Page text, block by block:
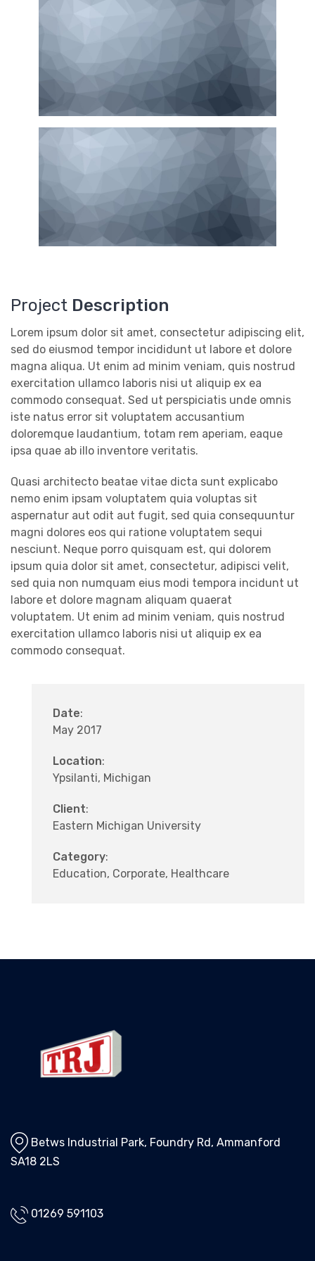
Project Description
Lorem ipsum dolor sit amet, consectetur adipiscing elit,
sed do eiusmod tempor incididunt ut labore et dolore
magna aliqua. Ut enim ad minim veniam, quis nostrud
exercitation ullamco laboris nisi ut aliquip ex ea
commodo consequat. Sed ut perspiciatis unde omnis
iste natus error sit voluptatem accusantium
doloremque laudantium, totam rem aperiam, eaque
ipsa quae ab illo inventore veritatis.
Quasi architecto beatae vitae dicta sunt explicabo
nemo enim ipsam voluptatem quia voluptas sit
aspernatur aut odit aut fugit, sed quia consequuntur
magni dolores eos qui ratione voluptatem sequi
nesciunt. Neque porro quisquam est, qui dolorem
ipsum quia dolor sit amet, consectetur, adipisci velit,
sed quia non numquam eius modi tempora incidunt ut
labore et dolore magnam aliquam quaerat
voluptatem. Ut enim ad minim veniam, quis nostrud
exercitation ullamco laboris nisi ut aliquip ex ea
commodo consequat.
Date:
May 2017
Location:
Ypsilanti, Michigan
Client:
Eastern Michigan University
Category:
Education, Corporate, Healthcare
Betws Industrial Park, Foundry Rd, Ammanford
SA18 2LS
01269 591103